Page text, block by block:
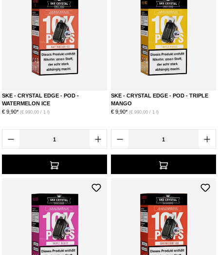
SKE - CRYSTAL EDGE - POD -
WATERMELON ICE
€ 9,90* (€ 990,00 / 1 l)
SKE - CRYSTAL EDGE - POD - TRIPLE
MANGO
€ 9,90* (€ 990,00 / 1 l)